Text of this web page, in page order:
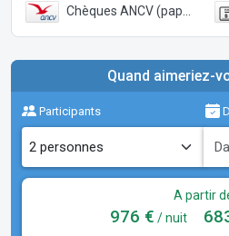
Chèques ANCV (papier)
Quand aimeriez-
Participants
A partir
976 € / nuit